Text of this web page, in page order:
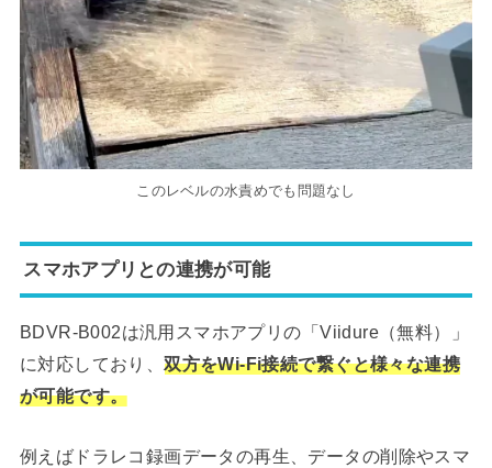
このレベルの水責めでも問題なし
スマホアプリとの連携が可能
BDVR-B002は汎用スマホアプリの「Viidure（無料）」
に対応しており、双方をWi-Fi接続で繋ぐと様々な連携
が可能です。
例えばドラレコ録画データの再生、データの削除やスマ